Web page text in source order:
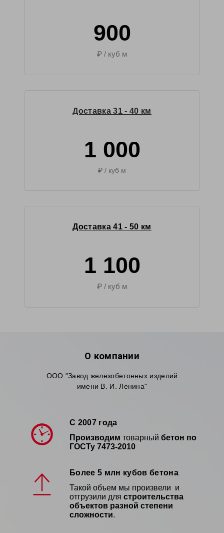
900
₽ / куб м
Доставка 31 - 40 км
1 000
₽ / куб м
Доставка 41 - 50 км
1 100
₽ / куб м
О компании
ООО "Завод железобетонных изделий
имени В. И. Ленина"
С 2007 года
Производим товарный бетон по
ГОСТу 7473-2010
Более 5 млн кубов бетона
Такой объем мы произвели и
отгрузили для строительства
объектов разной степени
сложности.